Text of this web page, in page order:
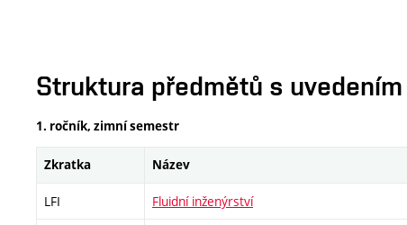
Struktura předmětů s
1. ročník, zimní semestr
Zkratka Název
LFI Fluidní inženýrství